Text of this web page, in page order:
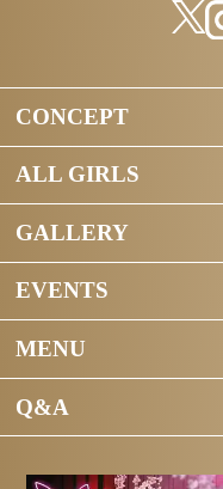
CONCEPT
ALL GIRLS
GALLERY
EVENTS
MENU
Q&A